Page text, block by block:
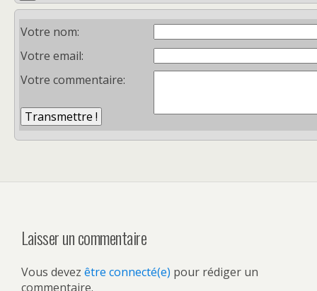
Votre nom:
Votre email:
Votre commentaire:
Laisser un commentaire
Vous devez être connecté(e) pour rédiger un
commentaire.